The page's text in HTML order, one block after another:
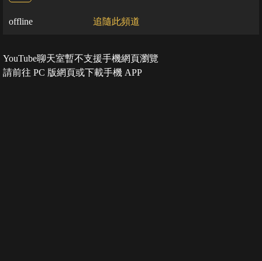
offline 追隨此頻道
YouTube聊天室暫不支援手機網頁瀏覽
請前往 PC 版網頁或下載手機 APP